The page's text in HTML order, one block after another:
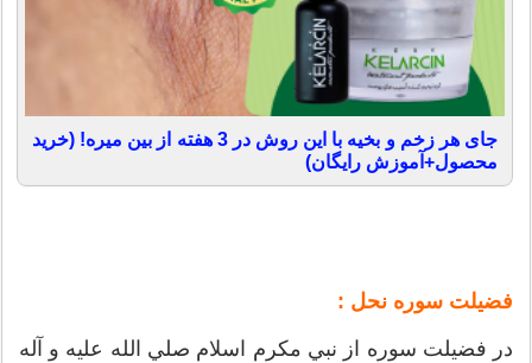
جای هر زخم و بخیه با این روش در 3 هفته از بین میره! (خرید
محصول+آموزش رایگان)
فضيلت سوره نحل :
در فضيلت سوره از نبي مكرم اسلام صلي الله عليه و آله